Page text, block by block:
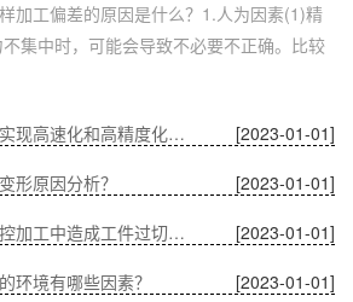
加工偏差的原因是什么？1.人为因素(1)精
集中时，可能会导致不必要不正确。比较
[2023-01-01]
电机壳数控加工时如何实现高速化和高精度化的问题？
[2023-01-01]
形原因分析？
[2023-01-01]
轴套数控加工厂轴套数控加工中造成工件过切的原因？
[2023-01-01]
环境有哪些因素？